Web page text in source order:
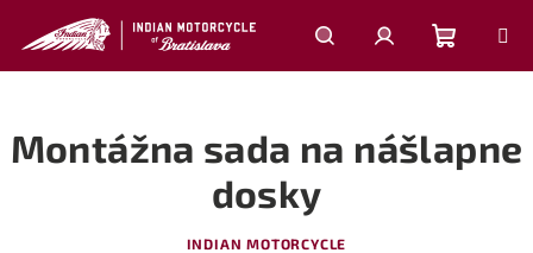
obsah
HľadaťPrihlásenie
košík
Montážna sada na nášlapne
dosky
INDIAN MOTORCYCLE